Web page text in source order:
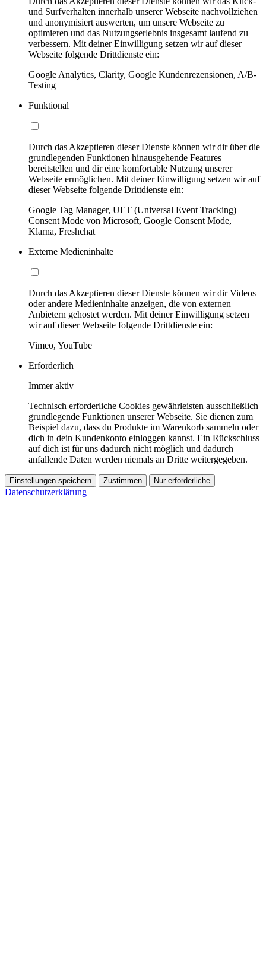
und Surfverhalten innerhalb unserer Webseite nachvollziehen
und anonymisiert auswerten, um unsere Webseite zu
optimieren und das Nutzungserlebnis insgesamt laufend zu
verbessern. Mit deiner Einwilligung setzen wir auf dieser
Webseite folgende Drittdienste ein:
Google Analytics, Clarity, Google Kundenrezensionen, A/B-
Testing
Funktional
Durch das Akzeptieren dieser Dienste können wir dir über die
grundlegenden Funktionen hinausgehende Features
bereitstellen und dir eine komfortable Nutzung unserer
Webseite ermöglichen. Mit deiner Einwilligung setzen wir auf
dieser Webseite folgende Drittdienste ein:
Google Tag Manager, UET (Universal Event Tracking)
Consent Mode von Microsoft, Google Consent Mode,
Klarna, Freshchat
Externe Medieninhalte
Durch das Akzeptieren dieser Dienste können wir dir Videos
oder andere Medieninhalte anzeigen, die von externen
Anbietern gehostet werden. Mit deiner Einwilligung setzen
wir auf dieser Webseite folgende Drittdienste ein:
Vimeo, YouTube
Erforderlich
Immer aktiv
Technisch erforderliche Cookies gewährleisten ausschließlich
grundlegende Funktionen unserer Webseite. Sie dienen zum
Beispiel dazu, dass du Produkte im Warenkorb sammeln oder
dich in dein Kundenkonto einloggen kannst. Ein Rückschluss
auf dich ist für uns dadurch nicht möglich und dadurch
anfallende Daten werden niemals an Dritte weitergegeben.
Einstellungen speichern Zustimmen Nur erforderliche
Datenschutzerklärung